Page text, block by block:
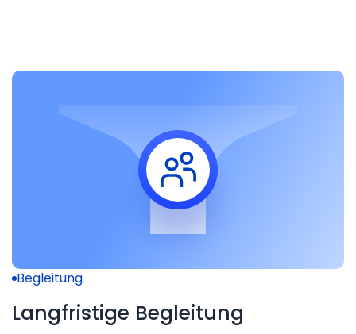
Begleitung
Langfristige Begleitung